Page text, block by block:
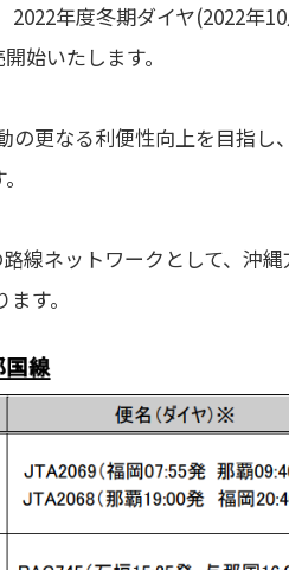
2022年度冬期ダイヤ(2022年
始いたします。
更なる利便性向上を目指し
線ネットワークとして、沖
す。